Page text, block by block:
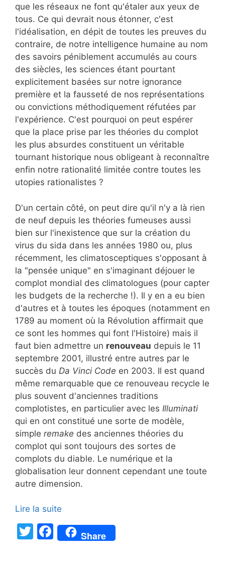
que les réseaux ne font qu'étaler aux yeux de
tous. Ce qui devrait nous étonner, c'est
l'idéalisation, en dépit de toutes les preuves du
contraire, de notre intelligence humaine au nom
des savoirs péniblement accumulés au cours
des siècles, les sciences étant pourtant
explicitement basées sur notre ignorance
première et la fausseté de nos représentations
ou convictions méthodiquement réfutées par
l'expérience. C'est pourquoi on peut espérer
que la place prise par les théories du complot
les plus absurdes constituent un véritable
tournant historique nous obligeant à reconnaître
enfin notre rationalité limitée contre toutes les
utopies rationalistes ?
D'un certain côté, on peut dire qu'il n'y a là rien
de neuf depuis les théories fumeuses aussi
bien sur l'inexistence que sur la création du
virus du sida dans les années 1980 ou, plus
récemment, les climatosceptiques s'opposant à
la "pensée unique" en s'imaginant déjouer le
complot mondial des climatologues (pour capter
les budgets de la recherche !). Il y en a eu bien
d'autres et à toutes les époques (notamment en
1789 au moment où la Révolution affirmait que
ce sont les hommes qui font l'Histoire) mais il
faut bien admettre un renouveau depuis le 11
septembre 2001, illustré entre autres par le
succès du Da Vinci Code en 2003. Il est quand
même remarquable que ce renouveau recycle le
plus souvent d'anciennes traditions
complotistes, en particulier avec les Illuminati
qui en ont constitué une sorte de modèle,
simple remake des anciennes théories du
complot qui sont toujours des sortes de
complots du diable. Le numérique et la
globalisation leur donnent cependant une toute
autre dimension.
Lire la suite
T
F
a
Share